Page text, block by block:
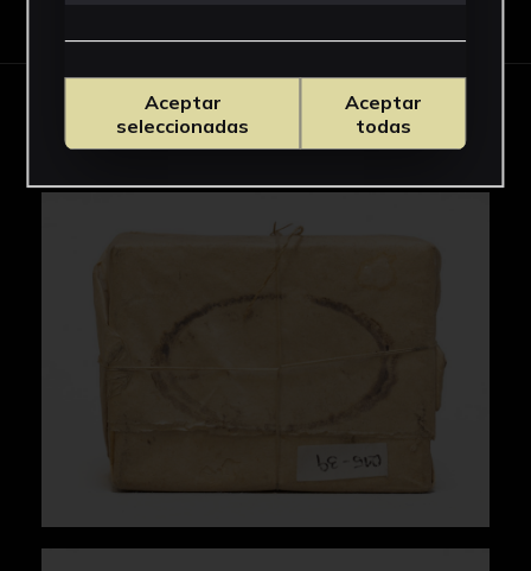
IMÁGENES
Aceptar
seleccionadas
Aceptar
todas